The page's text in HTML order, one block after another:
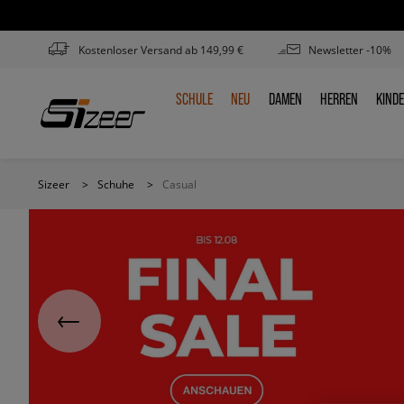
Kostenloser Versand ab 149,99 € Newsletter -10%
SCHULE
SCHULE NEU
NEU DAMEN
DAMEN HERREN
HERREN
Sizeer > Schuhe > Casual